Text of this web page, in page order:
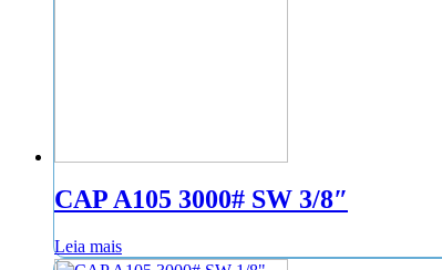
CAP A105 3000# SW 3/8″
Leia mais